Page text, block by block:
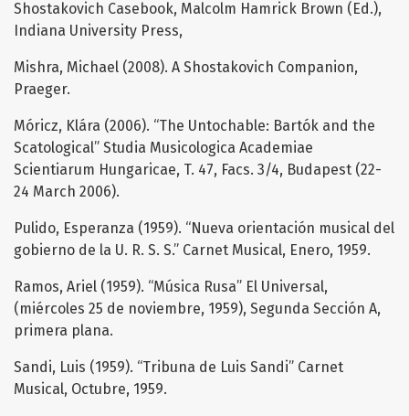
Shostakovich Casebook, Malcolm Hamrick Brown (Ed.),
Indiana University Press,
Mishra, Michael (2008). A Shostakovich Companion,
Praeger.
Móricz, Klára (2006). “The Untochable: Bartók and the
Scatological” Studia Musicologica Academiae
Scientiarum Hungaricae, T. 47, Facs. 3/4, Budapest (22-
24 March 2006).
Pulido, Esperanza (1959). “Nueva orientación musical del
gobierno de la U. R. S. S.” Carnet Musical, Enero, 1959.
Ramos, Ariel (1959). “Música Rusa” El Universal,
(miércoles 25 de noviembre, 1959), Segunda Sección A,
primera plana.
Sandi, Luis (1959). “Tribuna de Luis Sandi” Carnet
Musical, Octubre, 1959.